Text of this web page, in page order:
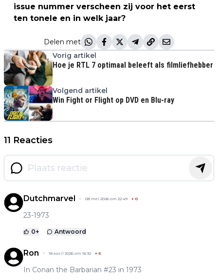
issue nummer verscheen zij voor het eerst
ten tonele en in welk jaar?
Delen met
Vorig artikel
Hoe je RTL 7 optimaal beleeft als filmliefhebber
Volgend artikel
Win Fight or Flight op DVD en Blu-ray
11 Reacties
Dutchmarvel 08 mei 2026 om 22:49 + 0
23-1973
0+ Antwoord
Ron 18 april 2026 om 16:32 + 6
In Conan the Barbarian #23 in 1973